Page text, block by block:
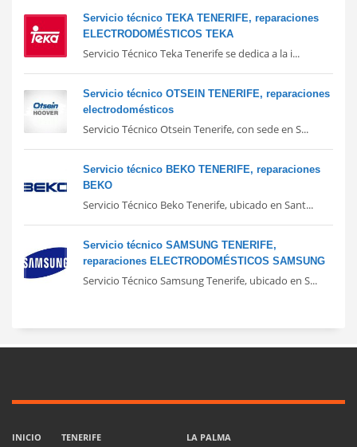
Servicio técnico TEKA TENERIFE, reparaciones
ELECTRODOMÉSTICOS TEKA
Servicio Técnico Teka Tenerife se dedica a la i...
Servicio técnico OTSEIN TENERIFE, reparaciones
electrodomésticos
Servicio Técnico Otsein Tenerife, con sede en S...
Servicio técnico BEKO TENERIFE, reparaciones
BEKO
Servicio Técnico Beko Tenerife, ubicado en Sant...
Servicio técnico SAMSUNG TENERIFE,
reparaciones ELECTRODOMÉSTICOS SAMSUNG
Servicio Técnico Samsung Tenerife, ubicado en S...
INICIO
TENERIFE
LA PALMA